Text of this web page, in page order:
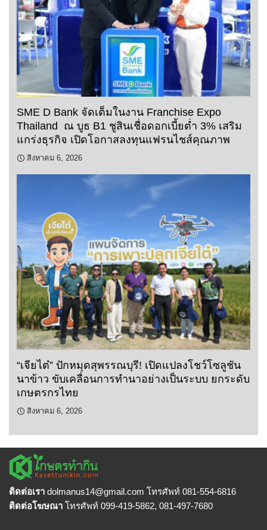
SME D Bank จัดเต็มในงาน Franchise Expo
Thailand ณ บูธ B1 ชูสินเชื่อดอกเบี้ยต่ำ 3% เสริม
แกร่งธุรกิจ เปิดโอกาสลงทุนแฟรนไชส์คุณภาพ
สิงหาคม 6, 2026
“เจียไต๋” ปักหมุดสุพรรณบุรี! เปิดแปลงโชว์โซลูชัน
นาข้าว ขับเคลื่อนการทำนาอย่างเป็นระบบ ยกระดับ
เกษตรกรไทย
สิงหาคม 6, 2026
ติดต่อเรา dolmanus14@gmail.com โทรศัพท์ 081-554-6816
ติดต่อโฆษณา โทรศัพท์ 099-419-5862, 081-497-7680